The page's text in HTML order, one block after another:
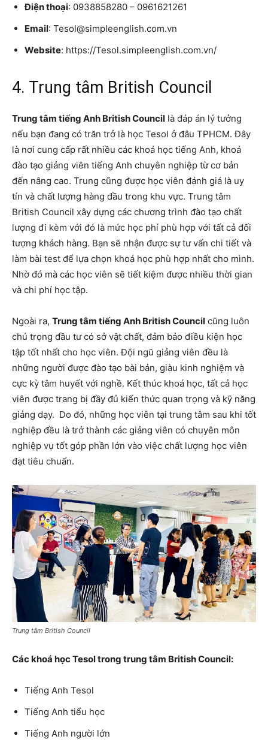
Điện thoại: 0938858280 – 0961621261
Email: Tesol@simpleenglish.com.vn
Website: https://Tesol.simpleenglish.com.vn/
4. Trung tâm British Council
Trung tâm tiếng Anh British Council là đáp án lý tưởng
nếu bạn đang có trăn trở là học Tesol ở đâu TPHCM. Đây
là nơi cung cấp rất nhiều các khoá học tiếng Anh, khoá
đào tạo giảng viên tiếng Anh chuyên nghiệp từ cơ bản
đến nâng cao. Trung cũng được học viên đánh giá là uy
tín và chất lượng hàng đầu trong khu vực. Trung tâm
British Council xây dựng các chương trình đào tạo chất
lượng đi kèm với đó là mức học phí phù hợp với tất cả đối
tượng khách hàng. Bạn sẽ nhận được sự tư vấn chi tiết và
làm bài test để lựa chọn khoá học phù hợp nhất cho mình.
Nhờ đó mà các học viên sẽ tiết kiệm được nhiều thời gian
và chi phí học tập.
Ngoài ra, Trung tâm tiếng Anh British Council cũng luôn
chú trọng đầu tư có sở vật chất, đảm bảo điều kiện học
tập tốt nhất cho học viên. Đội ngũ giảng viên đều là
những người được đào tạo bài bản, giàu kinh nghiệm và
cực kỳ tâm huyết với nghề. Kết thúc khoá học, tất cả học
viên được trang bị đầy đủ kiến thức quan trọng và kỹ năng
giảng dạy. Do đó, những học viên tại trung tâm sau khi tốt
nghiệp đều là trở thành các giảng viên có chuyên môn
nghiệp vụ tốt góp phần lớn vào việc chất lượng học viên
đạt tiêu chuẩn.
Trung tâm British Council
Các khoá học Tesol trong trung tâm British Council:
Tiếng Anh Tesol
Tiếng Anh tiểu học
Tiếng Anh người lớn